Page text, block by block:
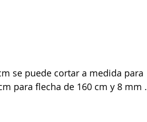
se puede cortar a medida para
para flecha de 160 cm y 8 mm .